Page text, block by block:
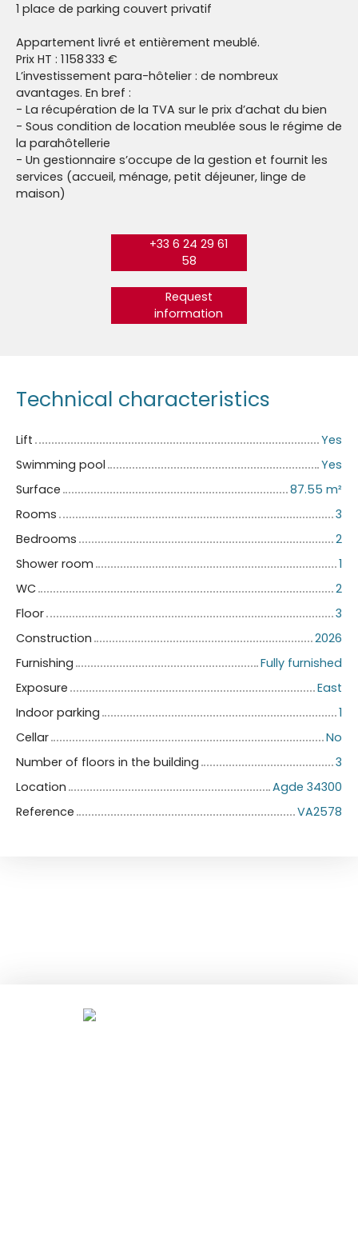
1 place de parking couvert privatif
Appartement livré et entièrement meublé.
Prix HT : 1 158 333 €
L’investissement para-hôtelier : de nombreux
avantages. En bref :
- La récupération de la TVA sur le prix d’achat du bien
- Sous condition de location meublée sous le régime de
la parahôtellerie
- Un gestionnaire s’occupe de la gestion et fournit les
services (accueil, ménage, petit déjeuner, linge de
maison)
+33 6 24 29 61
58
Request
information
Technical characteristics
Lift
Yes
Swimming pool
Yes
Surface
87.55 m²
Rooms
3
Bedrooms
2
Shower room
1
WC
2
Floor
3
Construction
2026
Furnishing
Fully furnished
Exposure
East
Indoor parking
1
Cellar
No
Number of floors in the building
3
Location
Agde 34300
Reference
VA2578